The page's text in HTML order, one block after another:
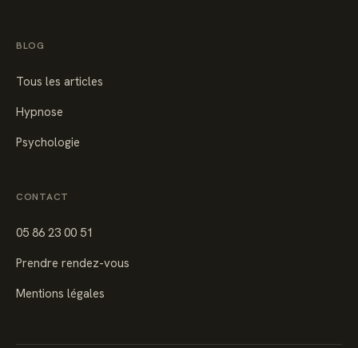
BLOG
Tous les articles
Hypnose
Psychologie
CONTACT
05 86 23 00 51
Prendre rendez-vous
Mentions légales